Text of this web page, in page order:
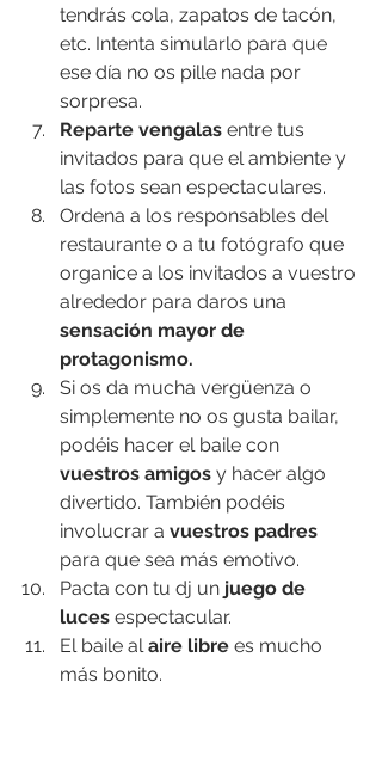
tendrás cola, zapatos de tacón,
etc. Intenta simularlo para que
ese día no os pille nada por
sorpresa.
Reparte vengalas entre tus
invitados para que el ambiente y
las fotos sean espectaculares.
Ordena a los responsables del
restaurante o a tu fotógrafo que
organice a los invitados a vuestro
alrededor para daros una
sensación mayor de
protagonismo.
Si os da mucha vergüenza o
simplemente no os gusta bailar,
podéis hacer el baile con
vuestros amigos y hacer algo
divertido. También podéis
involucrar a vuestros padres
para que sea más emotivo.
Pacta con tu dj un juego de
luces espectacular.
El baile al aire libre es mucho
más bonito.